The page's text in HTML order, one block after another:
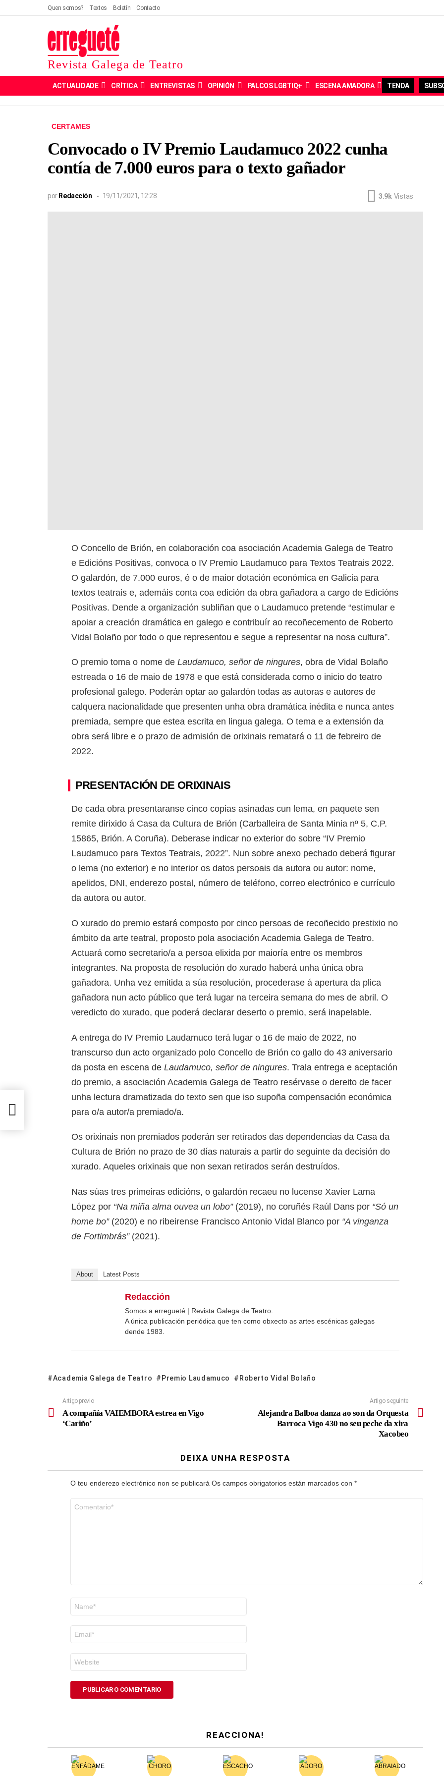
Quen somos? Textos Boletín Contacto
Revista Galega de Teatro
ACTUALIDADE CRÍTICA ENTREVISTAS OPINIÓN PALCOS LGBTIQ+ ESCENA AMADORA TENDA
CERTAMES
Convocado o IV Premio Laudamuco 2022 cunha
contía de 7.000 euros para o texto gañador
por Redacción 19/11/2021, 12:28 3.9k Vistas
O Concello de Brión, en colaboración coa asociación Academia Galega de Teatro
e Edicións Positivas, convoca o IV Premio Laudamuco para Textos Teatrais 2022.
O galardón, de 7.000 euros, é o de maior dotación económica en Galicia para
textos teatrais e, ademáis conta coa edición da obra gañadora a cargo de Edicións
Positivas. Dende a organización subliñan que o Laudamuco pretende “estimular e
apoiar a creación dramática en galego e contribuír ao recoñecemento de Roberto
Vidal Bolaño por todo o que representou e segue a representar na nosa cultura”.
O premio toma o nome de Laudamuco, señor de ningures, obra de Vidal Bolaño
estreada o 16 de maio de 1978 e que está considerada como o inicio do teatro
profesional galego. Poderán optar ao galardón todas as autoras e autores de
calquera nacionalidade que presenten unha obra dramática inédita e nunca antes
premiada, sempre que estea escrita en lingua galega. O tema e a extensión da
obra será libre e o prazo de admisión de orixinais rematará o 11 de febreiro de
2022.
PRESENTACIÓN DE ORIXINAIS
De cada obra presentaranse cinco copias asinadas cun lema, en paquete sen
remite dirixido á Casa da Cultura de Brión (Carballeira de Santa Minia nº 5, C.P.
15865, Brión. A Coruña). Deberase indicar no exterior do sobre “IV Premio
Laudamuco para Textos Teatrais, 2022”. Nun sobre anexo pechado deberá figurar
o lema (no exterior) e no interior os datos persoais da autora ou autor: nome,
apelidos, DNI, enderezo postal, número de teléfono, correo electrónico e currículo
da autora ou autor.
O xurado do premio estará composto por cinco persoas de recoñecido prestixio no
ámbito da arte teatral, proposto pola asociación Academia Galega de Teatro.
Actuará como secretario/a a persoa elixida por maioría entre os membros
integrantes. Na proposta de resolución do xurado haberá unha única obra
gañadora. Unha vez emitida a súa resolución, procederase á apertura da plica
gañadora nun acto público que terá lugar na terceira semana do mes de abril. O
veredicto do xurado, que poderá declarar deserto o premio, será inapelable.
A entrega do IV Premio Laudamuco terá lugar o 16 de maio de 2022, no
transcurso dun acto organizado polo Concello de Brión co gallo do 43 aniversario
da posta en escena de Laudamuco, señor de ningures. Trala entrega e aceptación
do premio, a asociación Academia Galega de Teatro resérvase o dereito de facer
unha lectura dramatizada do texto sen que iso supoña compensación económica
para o/a autor/a premiado/a.
Os orixinais non premiados poderán ser retirados das dependencias da Casa da
Cultura de Brión no prazo de 30 días naturais a partir do seguinte da decisión do
xurado. Aqueles orixinais que non sexan retirados serán destruídos.
Nas súas tres primeiras edicións, o galardón recaeu no lucense Xavier Lama
López por “Na miña alma ouvea un lobo”(2019), no coruñés Raúl Dans por “Só un
home bo”(2020) e no ribeirense Francisco Antonio Vidal Blanco por “A vinganza
de Fortimbrás”(2021).
About Latest Posts
Redacción
Somos a erregueté | Revista Galega de Teatro.
A única publicación periódica que ten como obxecto as artes escénicas galegas
dende 1983.
Academia Galega de Teatro Premio Laudamuco Roberto Vidal Bolaño
Artigo previo
A compañía VAIEMBORA estrea en Vigo
‘Cariño’
Artigo seguinte
Alejandra Balboa danza ao son da Orquesta
Barroca Vigo 430 no seu peche da xira
Xacobeo
DEIXA UNHA RESPOSTA
O teu enderezo electrónico non se publicará Os campos obrigatorios están marcados con *
electrónico
*
REACCIONA!